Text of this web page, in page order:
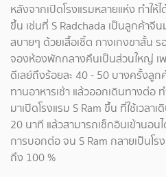
หลังจากเปิดโรงแรมหลายแห่ง ทำใ
ขึ้น เช่นที่ S Radchada เป็นลูกค้าจี
สบายๆ ด้วยเสื้อเชิ้ต กางเกงขาสั้น ร
จองห้องพักกลางคืนเป็นส่วนใหญ่ เ
ดีเลย์ถึงร้อยละ 40 - 50 บางครั้งลูก
ทานอาหารเช้า แล้วออกเดินทางต่อ
มาเปิดโรงแรม S Ram ขึ้น ที่ใช้เวล
20 นาที แล้วสามารถเช็กอินเข้านอ
การบอกต่อ จน S Ram กลายเป็นโ
ถึง 100 %